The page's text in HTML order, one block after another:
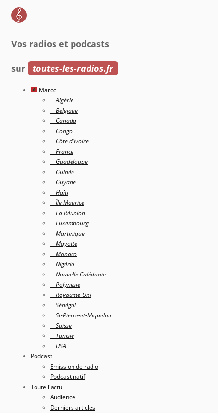
Vos radios et podcasts
sur toutes-les-radios.fr
Maroc
Algérie
Belgique
Canada
Congo
Côte d'Ivoire
France
Guadeloupe
Guinée
Guyane
Haîti
Île Maurice
La Réunion
Luxembourg
Martinique
Mayotte
Monaco
Nigéria
Nouvelle Calédonie
Polynésie
Royaume-Uni
Sénégal
St-Pierre-et-Miquelon
Suisse
Tunisie
USA
Podcast
Emission de radio
Podcast natif
Toute l'actu
Audience
Derniers articles